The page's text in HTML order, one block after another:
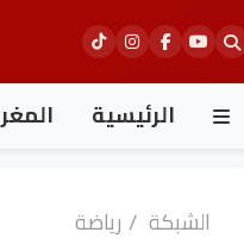
الرئيسية
الشبكة / رياضة